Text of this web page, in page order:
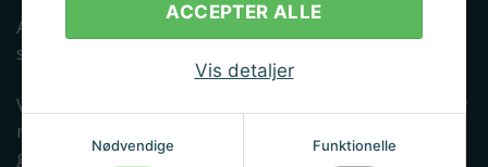
ACCEPTER ALLE
Vis detaljer
Nødvendige Funktionelle
Albryg.dk er en e-mærket netbutik som dagligt
servicerer tusindvis af ølbryggende danskere.
Vi har siden 2013 gjort en dyd ud af at kunne leverer
malt, gær, brygudstyr og viden til danskere, som
gerne vil lære at brygge øl selv.